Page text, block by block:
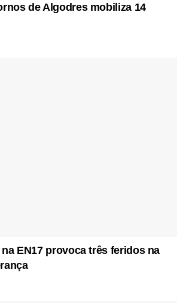
de Algodres mobiliza 14
EN17 provoca três feridos na